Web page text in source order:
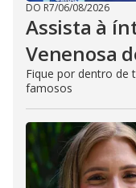
DO R7/06/08/2026
Assista à
Venenosa
Fique por dentro de
famosos